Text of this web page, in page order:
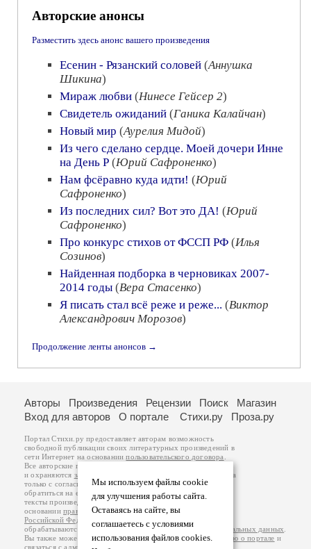
Авторские анонсы
Разместить здесь анонс вашего произведения
Есенин - Рязанский соловей (Аннушка
Шикина)
Мираж любви (Нинесе Гейсер 2)
Свидетель ожиданий (Ганика Калайчан)
Новый мир (Аурелия Мидой)
Из чего сделано сердце. Моей дочери Инне
на День Р (Юрий Сафроненко)
Нам фсёравно куда идти! (Юрий
Сафроненко)
Из последних сил? Вот это ДА! (Юрий
Сафроненко)
Про конкурс стихов от ФССП РФ (Илья
Созинов)
Найденная подборка в черновиках 2007-
2014 годы (Вера Стасенко)
Я писать стал всё реже и реже... (Виктор
Александрович Морозов)
Продолжение ленты анонсов →
Мы используем файлы cookie
для улучшения работы сайта.
Оставаясь на сайте, вы
соглашаетесь с условиями
использования файлов cookies.
Авторы Произведения Рецензии Поиск
Магазин
Вход для авторов
О портале Стихи.ру Проза.ру
Портал Стихи.ру предоставляет авторам возможность
свободной публикации своих литературных произведений в
сети Интернет на основаниипользовательского договора
Все авторские права на произведения принадлежат авторам
и охраняются законом
. Перепечатка произведений возможна
только с согласия его автора, к которому вы можете
обратиться на его авторской странице. Ответственность за
тексты произведений авторы несут самостоятельно на
основанииправил публикацииизаконодательства
Российской Федерации
обрабатываются на основанииПолитики обработки персональных данных
Вы также можете посмотреть более подробнуюинформацию о портале и
связаться с администрацией